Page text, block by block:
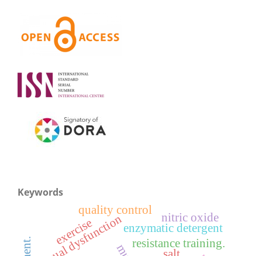
Keywords
resistance training.
sexual dysfunctionenzymatic detergent
quality control
exercise nitric oxide